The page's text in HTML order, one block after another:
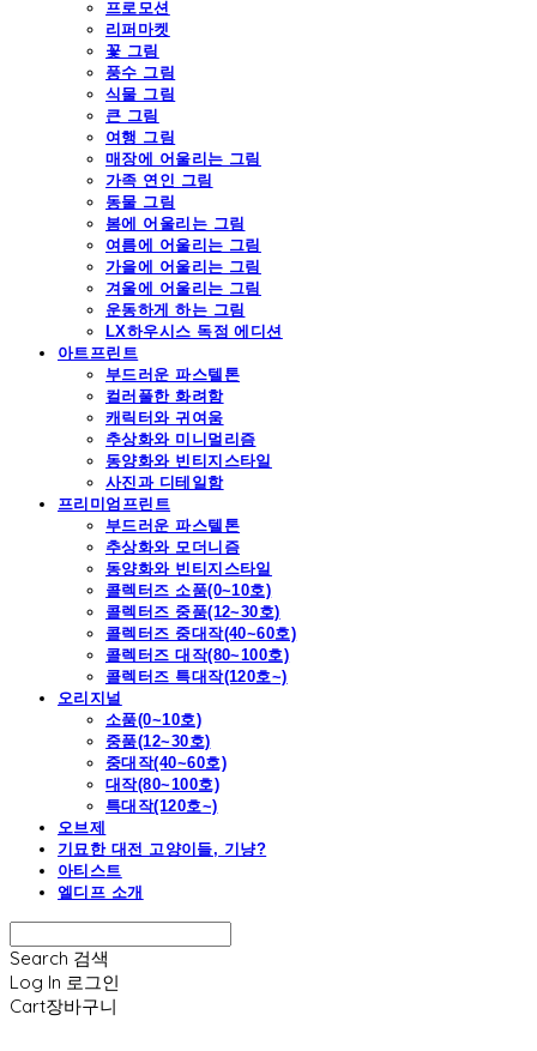
프로모션
리퍼마켓
꽃 그림
풍수 그림
식물 그림
큰 그림
여행 그림
매장에 어울리는 그림
가족 연인 그림
동물 그림
봄에 어울리는 그림
여름에 어울리는 그림
가을에 어울리는 그림
겨울에 어울리는 그림
운동하게 하는 그림
LX하우시스 독점 에디션
아트프린트
부드러운 파스텔톤
컬러풀한 화려함
캐릭터와 귀여움
추상화와 미니멀리즘
동양화와 빈티지스타일
사진과 디테일함
프리미엄프린트
부드러운 파스텔톤
추상화와 모더니즘
동양화와 빈티지스타일
콜렉터즈 소품(0~10호)
콜렉터즈 중품(12~30호)
콜렉터즈 중대작(40~60호)
콜렉터즈 대작(80~100호)
콜렉터즈 특대작(120호~)
오리지널
소품(0~10호)
중품(12~30호)
중대작(40~60호)
대작(80~100호)
특대작(120호~)
오브제
기묘한 대전 고양이들, 기냥?
아티스트
엘디프 소개
Search 검색
Log In 로그인
Cart장바구니